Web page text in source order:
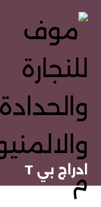
ادراج بي T